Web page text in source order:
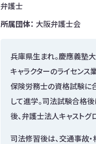
弁護士
所属団体： 大阪弁護士会
兵庫県生まれ。慶應義塾
キャラクターのライセン
保険労務士の資格試験に
して進学。司法試験合格
後、弁護士法人キャストグ
司法修習後は、交通事故